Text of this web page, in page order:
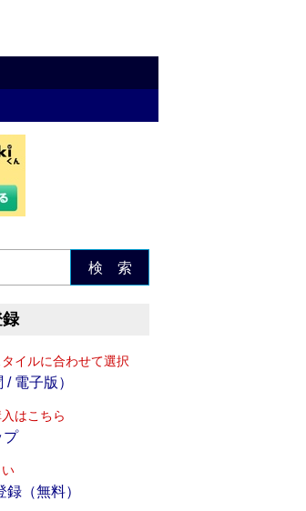
検 索
イルに合わせて選択
電子版）
はこちら
プ
録（無料）